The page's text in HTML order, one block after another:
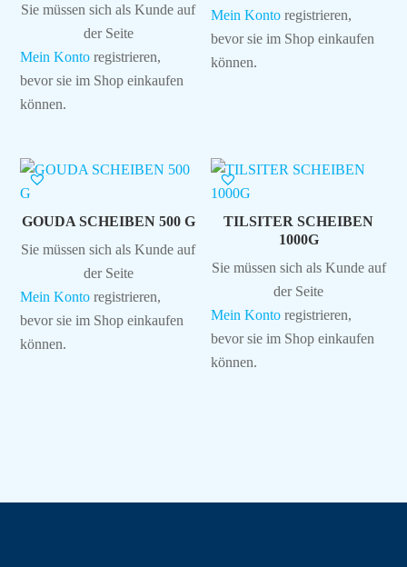
Sie müssen sich als Kunde auf
der Seite
Mein Konto registrieren,
bevor sie im Shop einkaufen
können.
Mein Konto registrieren,
bevor sie im Shop einkaufen
können.
GOUDA SCHEIBEN 500 G
Sie müssen sich als Kunde auf
der Seite
Mein Konto registrieren,
bevor sie im Shop einkaufen
können.
TILSITER SCHEIBEN
1000G
Sie müssen sich als Kunde auf
der Seite
Mein Konto registrieren,
bevor sie im Shop einkaufen
können.